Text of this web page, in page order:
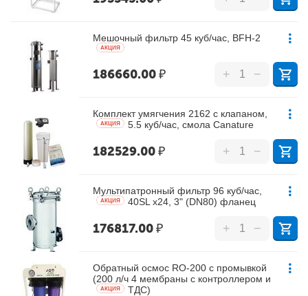
Мешочный фильтр 45 куб/час, BFH-2
AКЦИЯ
186660.00₽ + −
Комплект умягчения 2162 с клапаном,
5.5 куб/час, смола Canature
AКЦИЯ
182529.00₽ + −
Мультипатронный фильтр 96 куб/час,
40SL х24, 3" (DN80) фланец
AКЦИЯ
176817.00₽ + −
Обратный осмос RO-200 с промывкой
(200 л/ч 4 мембраны с контроллером и
ТДС)
AКЦИЯ